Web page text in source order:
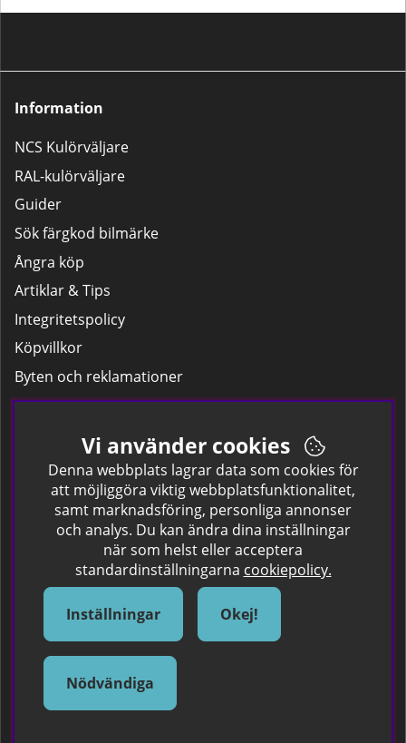
Information
NCS Kulörväljare
RAL-kulörväljare
Guider
Sök färgkod bilmärke
Ångra köp
Artiklar & Tips
Integritetspolicy
Köpvillkor
Byten och reklamationer
Leverans
Hitta färgkoden på bilen.
Företagskund
Om oss
Om Spraycan
IKEA Färger
Sök Säkerhetsdatablad
Samarbete / Dyhrs Garage
Vi använder cookies
Denna webbplats lagrar data som cookies för
att möjliggöra viktig webbplatsfunktionalitet,
samt marknadsföring, personliga annonser
och analys. Du kan ändra dina inställningar
när som helst eller acceptera
standardinställningarna cookiepolicy.
Inställningar Okej!
Nödvändiga